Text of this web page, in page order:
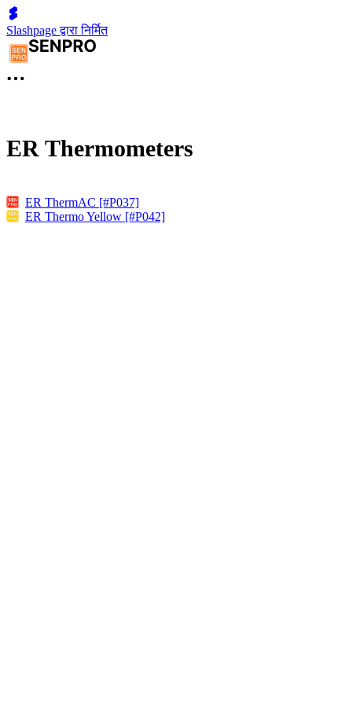
Slashpage द्वारा निर्मित
ER Thermometers
ER ThermAC [#P037]
ER Thermo Yellow [#P042]